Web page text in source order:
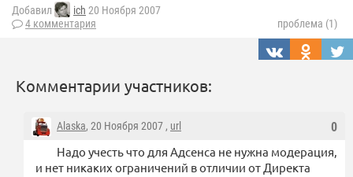
Добавил ich 20 Ноября 2007
4 комментария
проблема (1)
Комментарии участников:
0
Alaska, 20 Ноября 2007 , url
Надо учесть что для Адсенса не нужна модерация,
и нет никаких ограничений в отличии от Директа